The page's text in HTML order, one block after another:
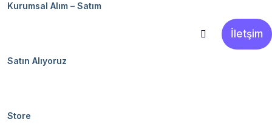
Kurumsal Alım – Satım
Satın Alıyoruz
Store
İletşim